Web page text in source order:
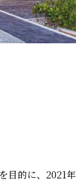
目的に、2021年